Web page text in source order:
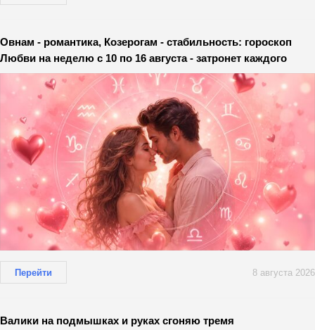
Овнам - романтика, Козерогам - стабильность: гороскоп
Любви на неделю с 10 по 16 августа - затронет каждого
Перейти 8 августа 2026
Валики на подмышках и руках сгоняю тремя